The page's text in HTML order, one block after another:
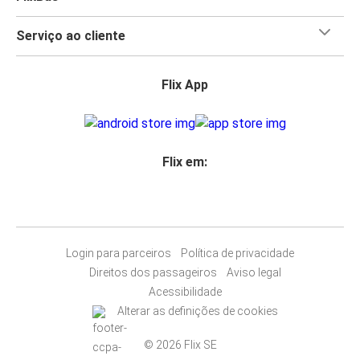
Serviço ao cliente
Flix App
Flix em:
Login para parceiros
Política de privacidade
Direitos dos passageiros
Aviso legal
Acessibilidade
Alterar as definições de cookies
© 2026 Flix SE